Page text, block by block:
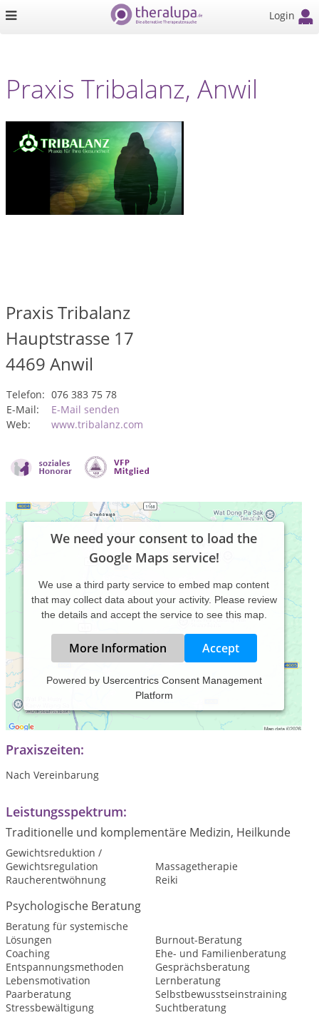
Login
Praxis Tribalanz, Anwil
Praxis Tribalanz
Hauptstrasse 17
4469 Anwil
Telefon: 076 383 75 78
E-Mail:
E-Mail senden
Web:
www.tribalanz.com
We need your consent to load the
Google Maps service!
We use a third party service to embed map content
that may collect data about your activity. Please review
the details and accept the service to see this map.
More Information Accept
Powered by Usercentrics Consent Management
Platform
Ihre Praxis in der Nordwestschweiz für Beratung, Coaching,
Hypnose, Aroma-Touch, Massagen und Reiki
Praxiszeiten:
Nach Vereinbarung
Leistungsspektrum:
Traditionelle und komplementäre Medizin, Heilkunde
Gewichtsreduktion /
Gewichtsregulation
Massagetherapie
Raucherentwöhnung
Reiki
Psychologische Beratung
Beratung für systemische
Lösungen
Burnout-Beratung
Coaching
Ehe- und Familienberatung
Entspannungsmethoden
Gesprächsberatung
Lebensmotivation
Lernberatung
Paarberatung
Selbstbewusstseinstraining
Stressbewältigung
Suchtberatung